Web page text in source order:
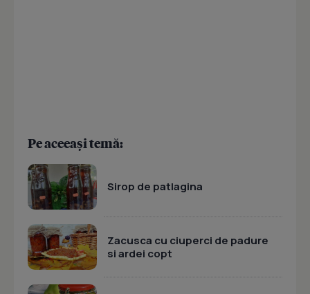
Pe aceeași temă:
Sirop de patlagina
Zacusca cu ciuperci de padure
si ardei copt